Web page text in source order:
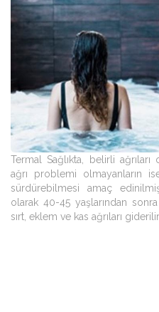
Termal Sağlıkta, belirli
ağrı problemi olmayanların
sürdürebilmesi amaç
olarak 40-45 yaşlarından
sırt, eklem ve kas ağrıları